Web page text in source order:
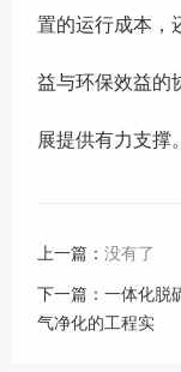
置的运行成本，
益与环保效益的
展提供有力支撑。
上一篇：没有了
下一篇：一体化脱
气净化的工程实